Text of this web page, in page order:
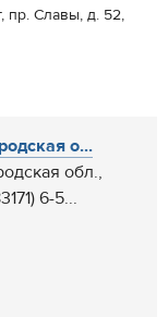
пр. Славы, д. 52,
о...
обл.,
6-5...